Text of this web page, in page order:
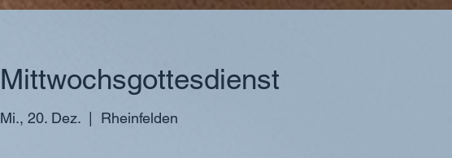
Mittwochsgottesdienst
Mi., 20. Dez. Rheinfelden